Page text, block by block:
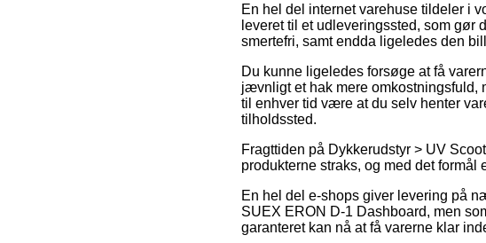
En hel del internet varehuse tildeler i
leveret til et udleveringssted, som gør
smertefri, samt endda ligeledes den
Du kunne ligeledes forsøge at få
jævnligt et hak mere omkostningsfuld,
til enhver tid være at du selv henter
tilholdssted.
Fragttiden på Dykkerudstyr > UV
produkterne straks, og med det
En hel del e-shops giver levering på
SUEX ERON D-1 Dashboard, men
garanteret kan nå at få varerne klar